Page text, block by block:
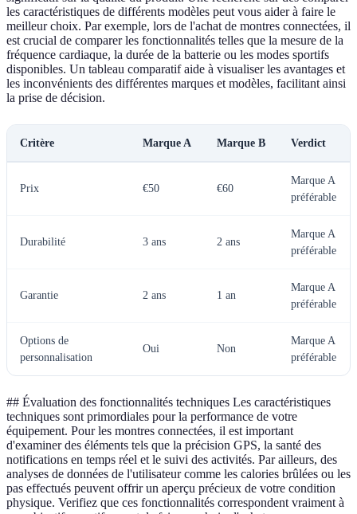
les caractéristiques de différents modèles peut vous aider à faire le
meilleur choix. Par exemple, lors de l'achat de montres connectées, il
est crucial de comparer les fonctionnalités telles que la mesure de la
fréquence cardiaque, la durée de la batterie ou les modes sportifs
disponibles. Un tableau comparatif aide à visualiser les avantages et
les inconvénients des différentes marques et modèles, facilitant ainsi
la prise de décision.
Critère Marque A Marque B Verdict
Prix €50 €60
Marque A
préférable
Durabilité 3 ans 2 ans
Marque A
préférable
Garantie 2 ans 1 an
Marque A
préférable
Options de
personnalisation
Oui Non
Marque A
préférable
## Évaluation des fonctionnalités techniques Les caractéristiques
techniques sont primordiales pour la performance de votre
équipement. Pour les montres connectées, il est important
d'examiner des éléments tels que la précision GPS, la santé des
notifications en temps réel et le suivi des activités. Par ailleurs, des
analyses de données de l'utilisateur comme les calories brûlées ou les
pas effectués peuvent offrir un aperçu précieux de votre condition
physique. Verifiez que ces fonctionnalités correspondent vraiment à